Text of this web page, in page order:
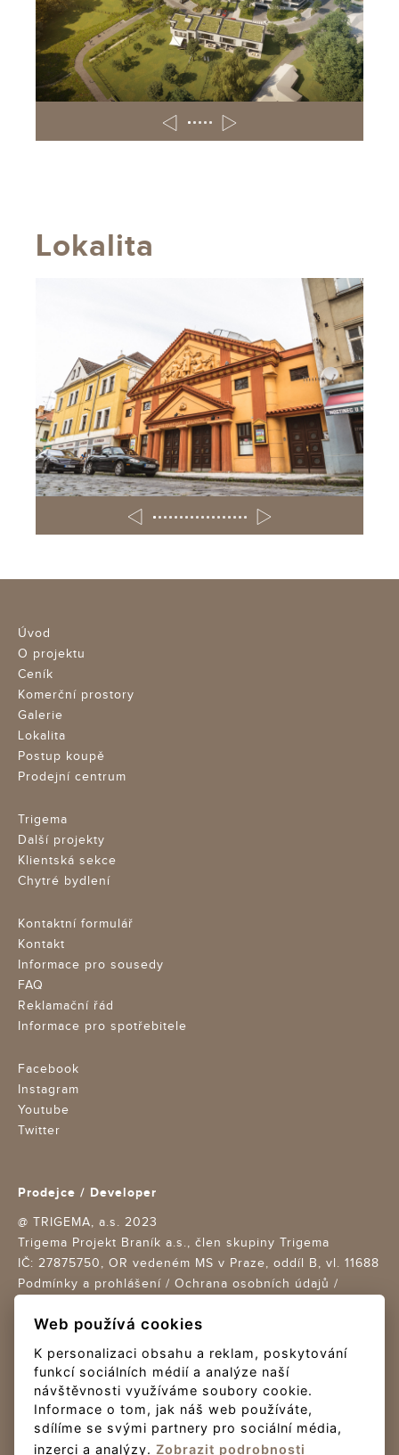
Lokalita
Úvod
O projektu
Ceník
Komerční prostory
Galerie
Lokalita
Postup koupě
Prodejní centrum
Trigema
Další projekty
Klientská sekce
Chytré bydlení
Kontaktní formulář
Kontakt
Informace pro sousedy
FAQ
Reklamační řád
Informace pro spotřebitele
Facebook
Instagram
Youtube
Twitter
Prodejce / Developer
@ TRIGEMA, a.s. 2023
Trigema Projekt Braník a.s., člen skupiny Trigema
IČ: 27875750, OR vedeném MS v Praze, oddíl B, vl. 11688
Podmínky a prohlášení / Ochrana osobních údajů /
Design Trigema + Re-Hab / Creative boutique s.r.o.
Realizace a provoz Nux s.r.o.
Online Platby
Platby rezervačního poplatku jsou zajišťovány platební
Web používá cookies
K personalizaci obsahu a reklam, poskytování
funkcí sociálních médií a analýze naší
návštěvnosti využíváme soubory cookie.
Informace o tom, jak náš web používáte,
sdílíme se svými partnery pro sociální média,
inzerci a analýzy.Zobrazit podrobnosti